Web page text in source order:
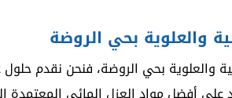
والعلوية بحي الروضة
والعلوية بحي الروضة، فنحن نقدم حلول